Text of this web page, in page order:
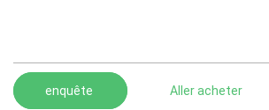
enquête Aller acheter